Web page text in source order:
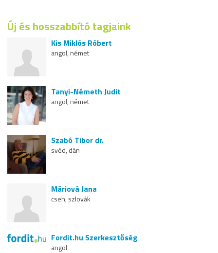
Új és hosszabbító tagjaink
Kis Miklós Róbert
angol, német
Tanyi-Németh Judit
angol, német
Szabó Tibor dr.
svéd, dán
Máriová Jana
cseh, szlovák
Fordit.hu Szerkesztőség
angol